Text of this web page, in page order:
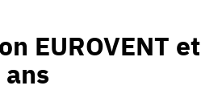
EUROVENT et